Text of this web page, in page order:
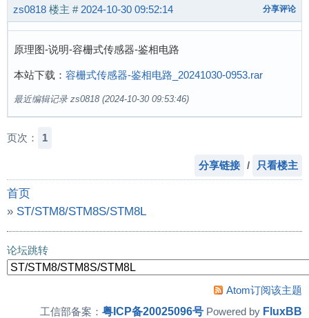
zs0818 楼主 # 2024-10-30 09:52:14 分享评论
原理图-说明-容栅式传感器-鉴相电路
本站下载： 容栅式传感器-鉴相电路_20241030-0953.rar
最近编辑记录 zs0818 (2024-10-30 09:53:46)
页次： 1
分享链接 / 只看楼主
首页
» ST/STM8/STM8S/STM8L
»容栅式传感器
论坛跳转
Atom订阅该主题
工信部备案： 粤ICP备20025096号 Powered by FluxBB